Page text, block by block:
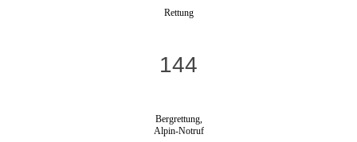
Rettung
144
Bergrettung,
Alpin-Notruf